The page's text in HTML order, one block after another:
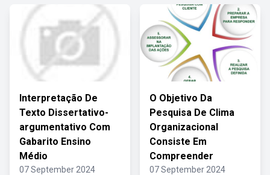
Interpretação De
Texto Dissertativo-
argumentativo Com
Gabarito Ensino
Médio
07 September 2024
O Objetivo Da
Pesquisa De Clima
Organizacional
Consiste Em
Compreender
07 September 2024